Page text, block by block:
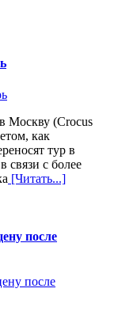
Москву (Crocus
как
тур в
связи с более
[Читать...]
после